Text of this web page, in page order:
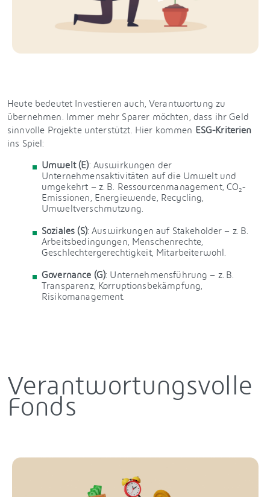
Heute bedeutet Investieren auch, Verantwortung zu
übernehmen. Immer mehr Sparer möchten, dass ihr Geld
sinnvolle Projekte unterstützt. Hier kommen ESG-Kriterien
ins Spiel:
Umwelt (E): Auswirkungen der
Unternehmensaktivitäten auf die Umwelt und
umgekehrt – z. B. Ressourcenmanagement, CO₂-
Emissionen, Energiewende, Recycling,
Umweltverschmutzung.
Soziales (S): Auswirkungen auf Stakeholder – z. B.
Arbeitsbedingungen, Menschenrechte,
Geschlechtergerechtigkeit, Mitarbeiterwohl.
Governance (G): Unternehmensführung – z. B.
Transparenz, Korruptionsbekämpfung,
Risikomanagement.
Verantwortungsvolle
Fonds